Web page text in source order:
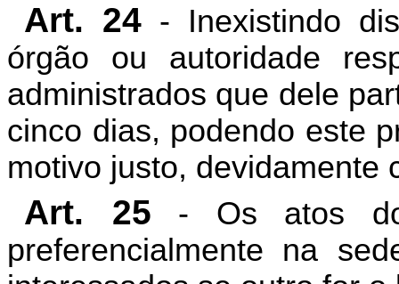
Art. 24 - Inexistindo
órgão ou autoridade
administrados que dele
cinco dias, podendo este
motivo justo, devidamente
Art. 25 - Os atos do
preferencialmente na